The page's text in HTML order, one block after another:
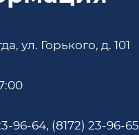
ул. Горького, д. 101
96-64, (8172) 23-96-65